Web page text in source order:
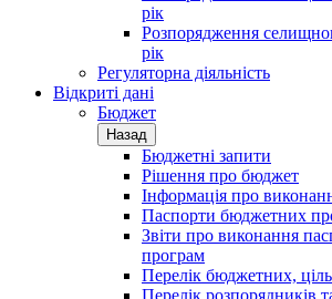
рік
Розпорядження
рік
Регуляторна діяльність
Відкриті дані
Бюджет
Назад
Бюджетні запити
Рішення про бюджет
Інформація про
Паспорти бюджетних
Звіти про виконання
програм
Перелік бюджетних,
Перелік розпорядників